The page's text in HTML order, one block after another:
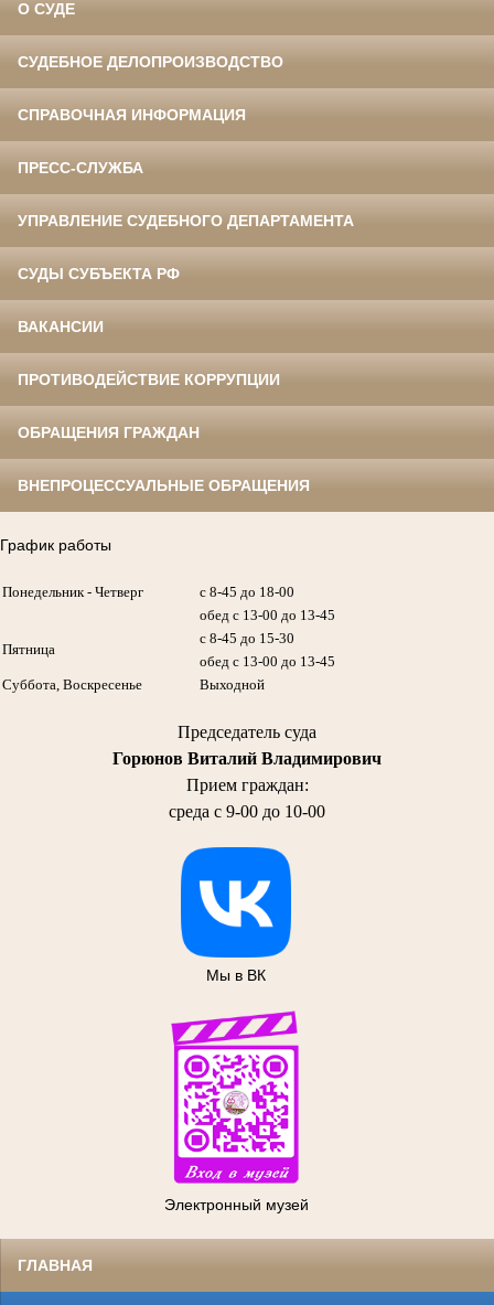
О СУДЕ
СУДЕБНОЕ ДЕЛОПРОИЗВОДСТВО
СПРАВОЧНАЯ ИНФОРМАЦИЯ
ПРЕСС-СЛУЖБА
УПРАВЛЕНИЕ СУДЕБНОГО ДЕПАРТАМЕНТА
СУДЫ СУБЪЕКТА РФ
ВАКАНСИИ
ПРОТИВОДЕЙСТВИЕ КОРРУПЦИИ
ОБРАЩЕНИЯ ГРАЖДАН
ВНЕПРОЦЕССУАЛЬНЫЕ ОБРАЩЕНИЯ
График работы
Понедельник - Четверг
с 8-45 до 18-00
обед с 13-00 до 13-45
Пятница
с 8-45 до 15-30
обед с 13-00 до 13-45
Суббота, Воскресенье
Выходной
Председатель суда
Горюнов Виталий Владимирович
Прием граждан:
среда с 9-00 до 10-00
Мы в ВК
Электронный музей
ГЛАВНАЯ